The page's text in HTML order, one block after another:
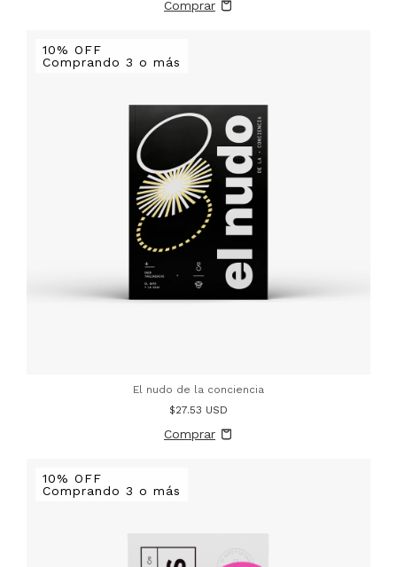
10% OFF
Comprando 3 o más
El nudo de la conciencia
$27.53 USD
10% OFF
Comprando 3 o más